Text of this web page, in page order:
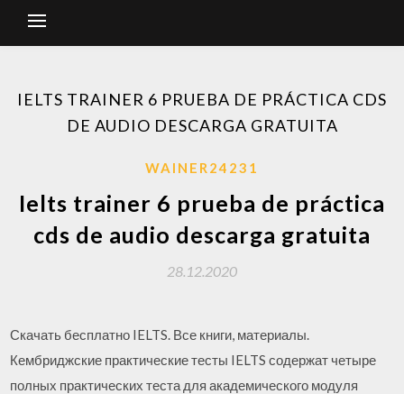
IELTS TRAINER 6 PRUEBA DE PRÁCTICA CDS
DE AUDIO DESCARGA GRATUITA
WAINER24231
Ielts trainer 6 prueba de práctica
cds de audio descarga gratuita
28.12.2020
Скачать бесплатно IELTS. Все книги, материалы.
Кембриджские практические тесты IELTS содержат четыре
полных практических теста для академического модуля